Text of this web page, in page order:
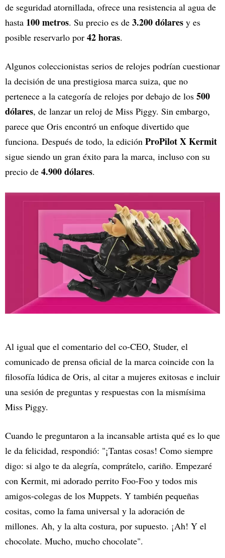
de seguridad atornillada, ofrece una resistencia al agua de
hasta 100 metros. Su precio es de 3.200 dólares y es
posible reservarlo por 42 horas.
Algunos coleccionistas serios de relojes podrían cuestionar
la decisión de una prestigiosa marca suiza, que no
pertenece a la categoría de relojes por debajo de los 500
dólares, de lanzar un reloj de Miss Piggy. Sin embargo,
parece que Oris encontró un enfoque divertido que
funciona. Después de todo, la edición ProPilot X Kermit
sigue siendo un gran éxito para la marca, incluso con su
precio de 4.900 dólares.
Al igual que el comentario del co-CEO, Studer, el
comunicado de prensa oficial de la marca coincide con la
filosofía lúdica de Oris, al citar a mujeres exitosas e incluir
una sesión de preguntas y respuestas con la mismísima
Miss Piggy.
Cuando le preguntaron a la incansable artista qué es lo que
le da felicidad, respondió: "¡Tantas cosas! Como siempre
digo: si algo te da alegría, comprátelo, cariño. Empezaré
con Kermit, mi adorado perrito Foo-Foo y todos mis
amigos-colegas de los Muppets. Y también pequeñas
cositas, como la fama universal y la adoración de
millones. Ah, y la alta costura, por supuesto. ¡Ah! Y el
chocolate. Mucho, mucho chocolate".